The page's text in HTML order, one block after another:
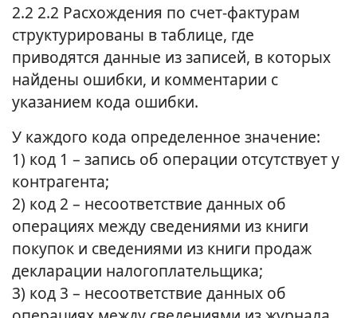
2.2 2.2 Расхождения по счет-фактурам
структурированы в таблице, где
приводятся данные из записей, в которых
найдены ошибки, и комментарии с
указанием кода ошибки.
У каждого кода определенное значение:
1) код 1 – запись об операции отсутствует у
контрагента;
2) код 2 – несоответствие данных об
операциях между сведениями из книги
покупок и сведениями из книги продаж
декларации налогоплательщика;
3) код 3 – несоответствие данных об